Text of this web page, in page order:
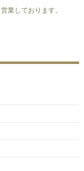
業しております。